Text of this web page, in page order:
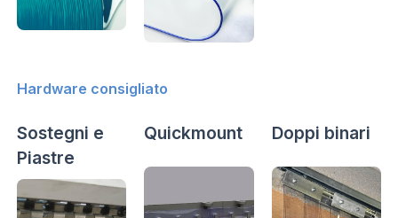
Hardware consigliato
Sostegni e
Piastre
Quickmount Doppi binari